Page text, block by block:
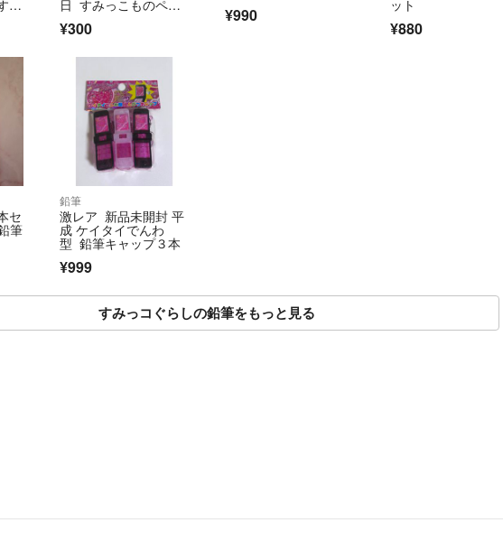
み 日 すみっこものペー
パークラフト Ｂ
¥300
¥990 ット
¥880
セ
筆
鉛筆
激レア 新品未開封 平
成 ケイタイでんわ
型 鉛筆キャップ３本
¥999
すみっコぐらしの鉛筆をもっと見る